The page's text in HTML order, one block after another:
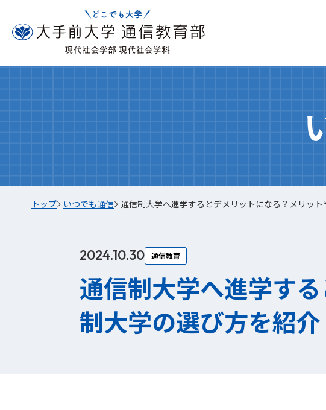
トップ いつでも通信 通信制大学へ進学するとデメリットになる？メリッ
2024.10.30 通信教育
通信制大学へ進学す
制大学の選び方を紹介